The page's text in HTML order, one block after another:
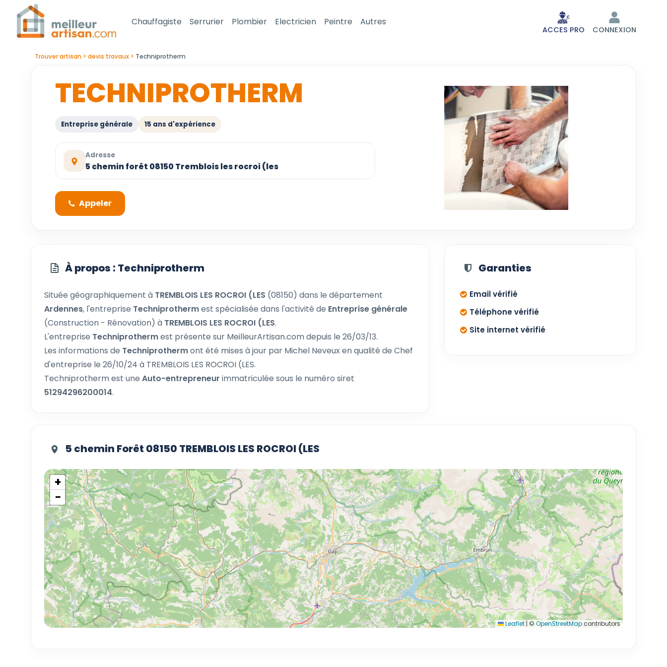
Chauffagiste Serrurier Plombier Electricien Peintre Autres
ACCES PRO CONNEXION
Trouver artisan devis travaux Techniprotherm
TECHNIPROTHERM
Entreprise générale 15 ans d'expérience
Adresse
5 chemin forêt 08150 Tremblois les rocroi (les
Appeler
À propos : Techniprotherm
Située géographiquement à TREMBLOIS LES ROCROI (LES (08150) dans le département
Ardennes, l'entreprise Techniprothermest spécialisée dans l'activité de Entreprise générale
(Construction - Rénovation) à TREMBLOIS LES ROCROI (LES.
L'entreprise Techniprothermest présente sur MeilleurArtisan.com depuis le 26/03/13.
Les informations de Techniprothermont été mises à jour par Michel Neveux en qualité de Chef
d'entreprise le 26/10/24 à TREMBLOIS LES ROCROI (LES.
Techniprotherm est une Auto-entrepreneur immatriculée sous le numéro siret
51294296200014.
Garanties
Email vérifié
Téléphone vérifié
Site internet vérifié
5 chemin Forêt 08150 TREMBLOIS LES ROCROI (LES
+
−
Leaflet | © OpenStreetMapcontributors